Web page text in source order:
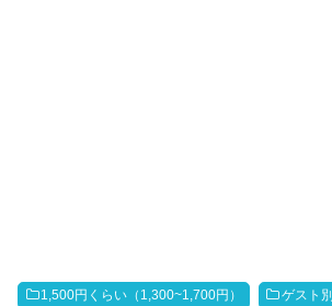
1,500円くらい（1,300~1,700円） ゲスト別